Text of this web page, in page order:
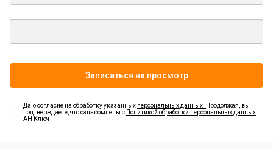
Записаться на просмотр
Даю согласие на обработку указанных персональных данных.
Продолжая, вы
подтверждаете, что ознакомлены с Политикой обработки персональных данных
АН Ключ